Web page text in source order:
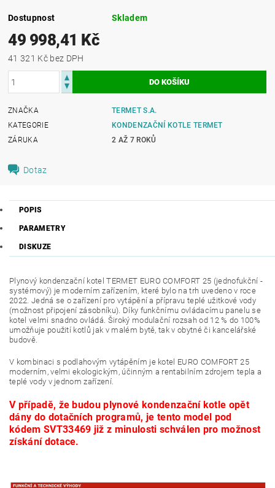
Dostupnost Skladem
49 998,41 Kč
41 321 Kč bez DPH
ZNAČKA
TERMET S.A.
KATEGORIE
KONDENZAČNÍ KOTLE TERMET
ZÁRUKA
2 AŽ 7 ROKŮ
Dotaz
POPIS
PARAMETRY
DISKUZE
Plynový kondenzační kotel TERMET EURO COMFORT 25 (jednofukční -
systémový) je moderním zařízením, které bylo na trh uvedeno v roce
2022. Jedná se o zařízení pro vytápění a přípravu teplé užitkové vody
(možnost připojení zásobníku). Díky funkčnímu ovládacímu panelu se
kotel velmi snadno ovládá. Široký modulační rozsah od 12 % do 100%
umožňuje použití kotlů jak v malém bytě, tak v obytné či kancelářské
budově.
V kombinaci s podlahovým vytápěním je kotel EURO COMFORT 25
moderním, velmi ekologickým, účinným a rentabilním zdrojem tepla a
teplé vody v jednom zařízení.
V případě, že budou plynové kondenzační kotle opět
dány do dotačních programů, je tento model pod
kódem SVT33469 již z minulosti schválen pro možnost
získání dotace.